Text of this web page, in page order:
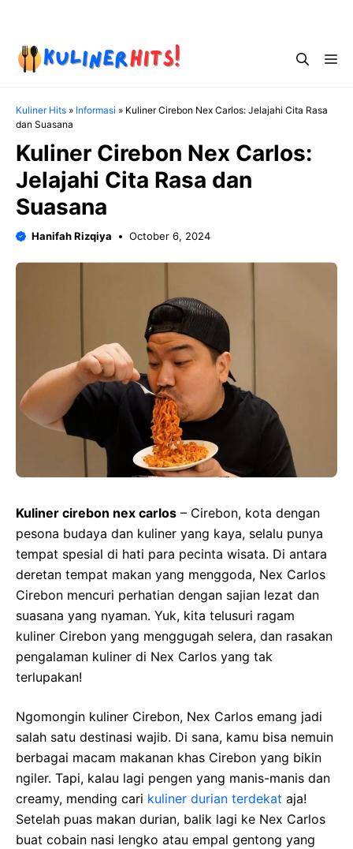
content
Kuliner Hits » Informasi » Kuliner Cirebon Nex Carlos: Jelajahi Cita Rasa
dan Suasana
Kuliner Cirebon Nex Carlos:
Jelajahi Cita Rasa dan
Suasana
Hanifah Rizqiya October 6, 2024
Kuliner cirebon nex carlos – Cirebon, kota dengan
pesona budaya dan kuliner yang kaya, selalu punya
tempat spesial di hati para pecinta wisata. Di antara
deretan tempat makan yang menggoda, Nex Carlos
Cirebon mencuri perhatian dengan sajian lezat dan
suasana yang nyaman. Yuk, kita telusuri ragam
kuliner Cirebon yang menggugah selera, dan rasakan
pengalaman kuliner di Nex Carlos yang tak
terlupakan!
Ngomongin kuliner Cirebon, Nex Carlos emang jadi
salah satu destinasi wajib. Di sana, kamu bisa nemuin
berbagai macam makanan khas Cirebon yang bikin
ngiler. Tapi, kalau lagi pengen yang manis-manis dan
creamy, mending cari kuliner durian terdekat aja!
Setelah puas makan durian, balik lagi ke Nex Carlos
buat cobain nasi lengko atau empal gentong yang